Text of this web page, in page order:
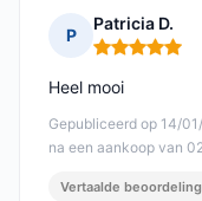
P
Patricia D.
Opmerking: 5
Gepubliceerd op 14/
na een aankoop van
Heel mooi
Vertaalde